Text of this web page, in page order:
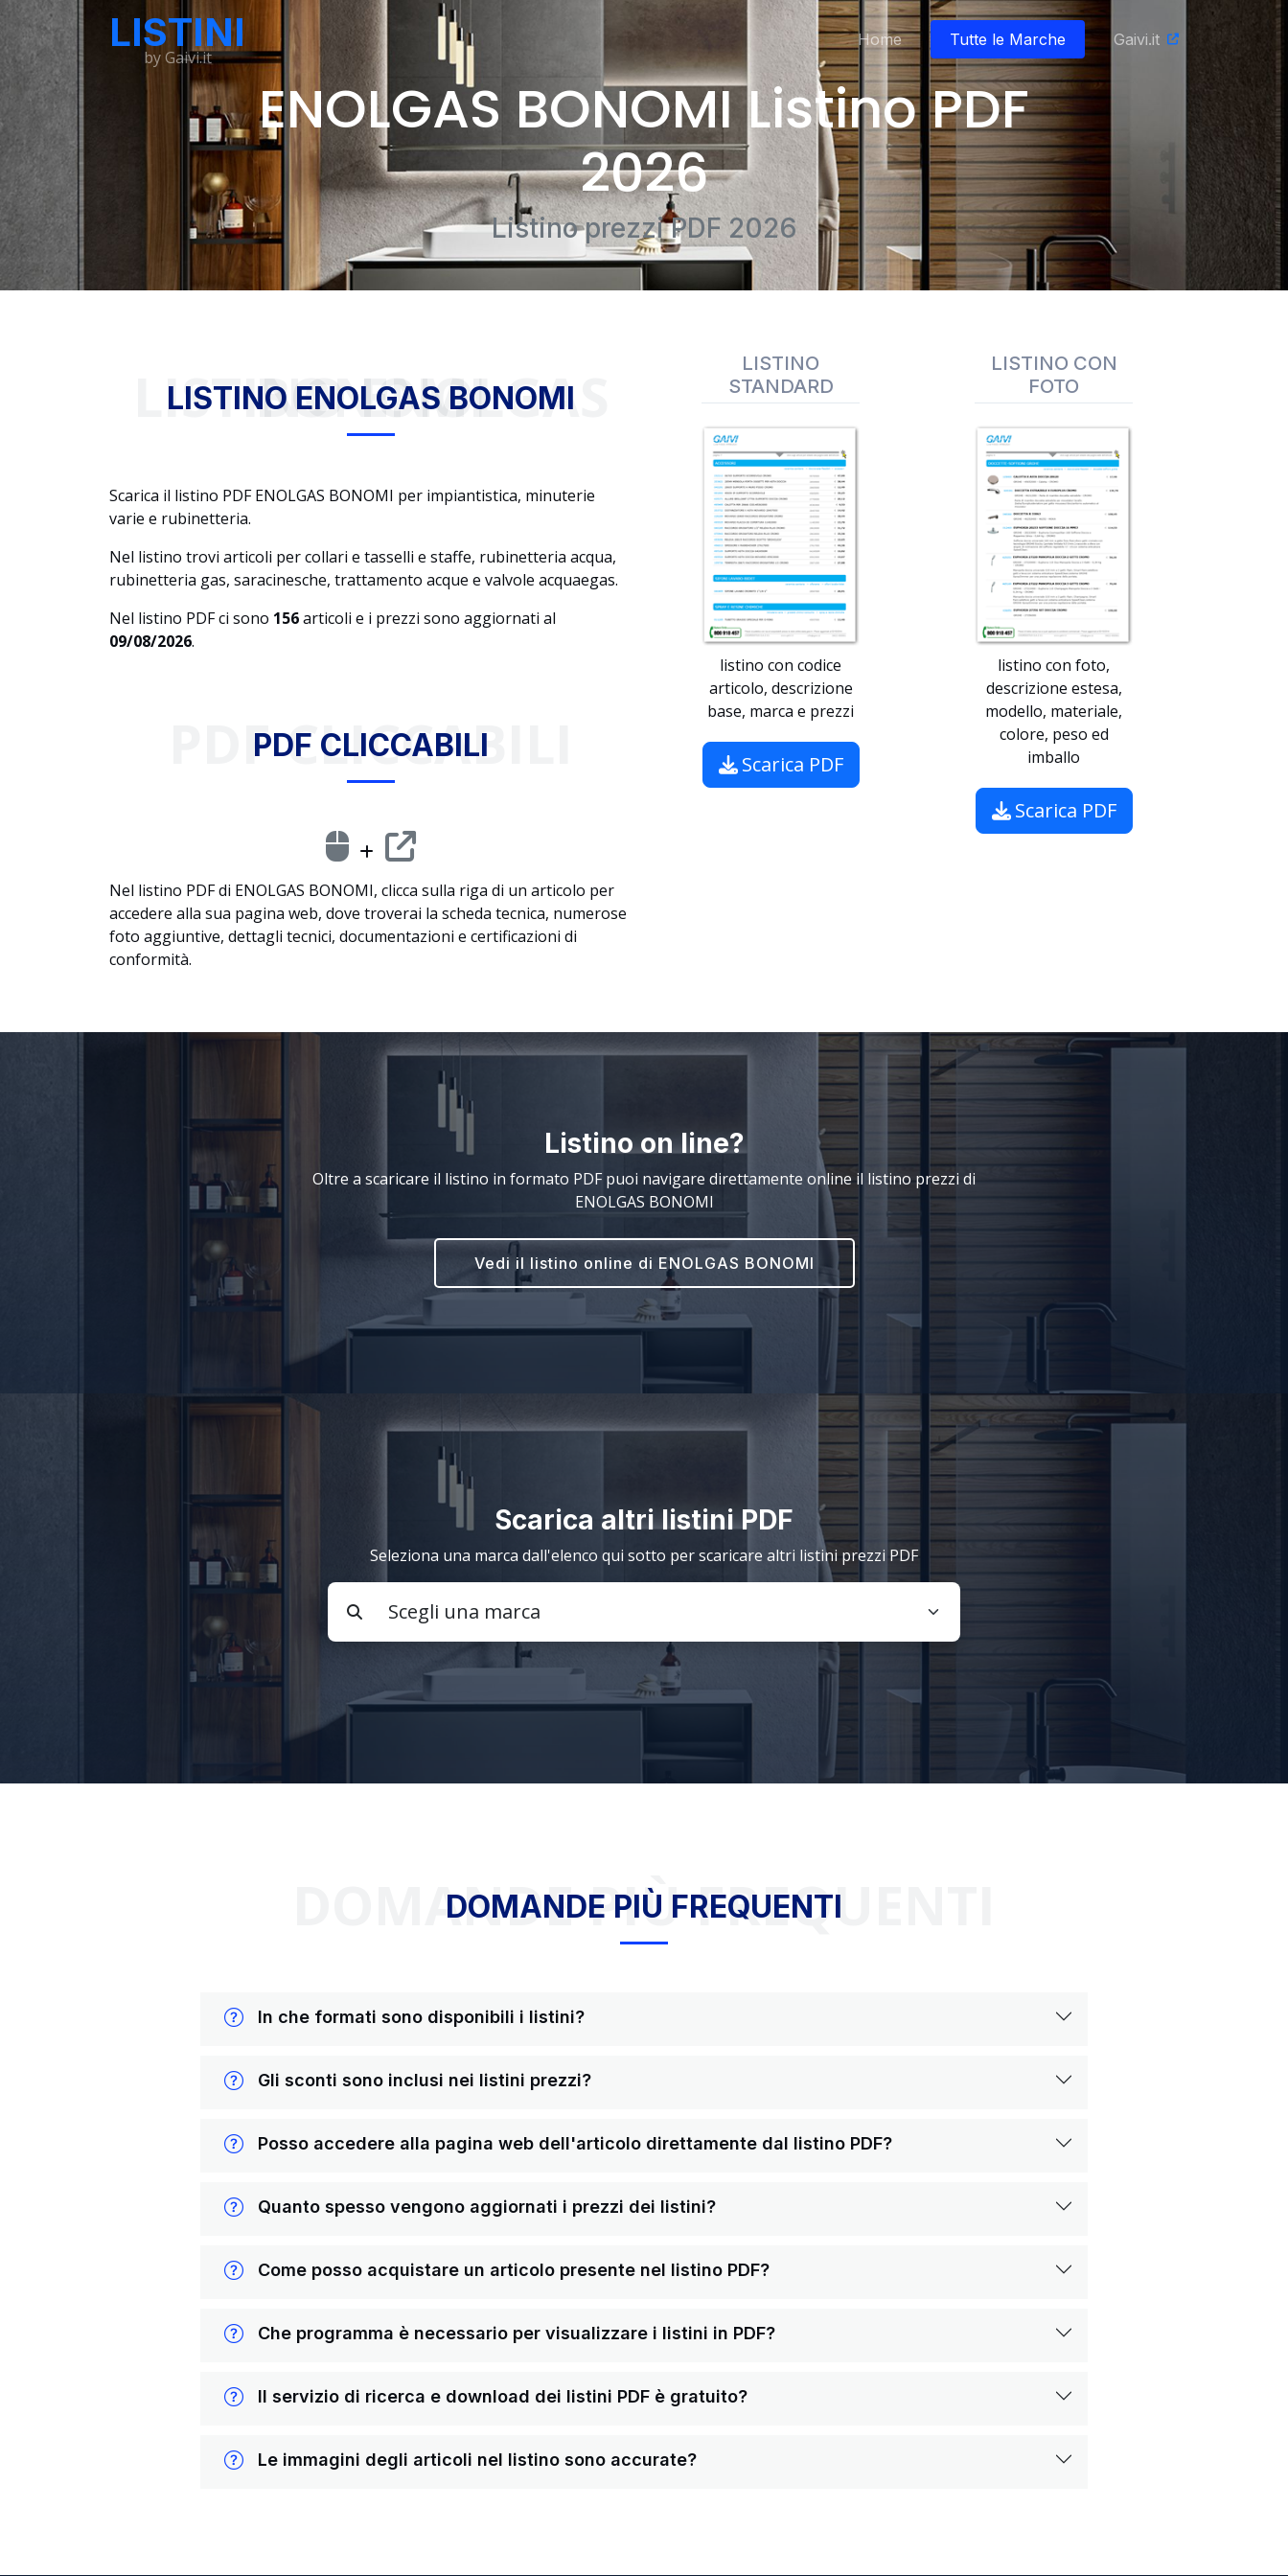
LISTINI
by Gaivi.it
Home Tutte le Marche Gaivi.it
ENOLGAS BONOMI Listino PDF
2026
Listino prezzi PDF 2026
LISTINO ENOLGAS BONOMI
LISTINO ENOLGAS BONOMI
Scarica il listino PDF ENOLGAS BONOMI per impiantistica, minuterie
varie e rubinetteria.
Nel listino trovi articoli per collari e tasselli e staffe, rubinetteria acqua,
rubinetteria gas, saracinesche, trattamento acque e valvole acquaegas.
Nel listino PDF ci sono 156articoli e i prezzi sono aggiornati al
09/08/2026.
PDF CLICCABILI
PDF CLICCABILI
Nel listino PDF di ENOLGAS BONOMI, clicca sulla riga di un articolo per
accedere alla sua pagina web, dove troverai la scheda tecnica, numerose
foto aggiuntive, dettagli tecnici, documentazioni e certificazioni di
conformità.
LISTINO
STANDARD
listino con codice
articolo, descrizione
base, marca e prezzi
Scarica PDF
LISTINO CON
FOTO
listino con foto,
descrizione estesa,
modello, materiale,
colore, peso ed
imballo
Scarica PDF
Listino on line?
Oltre a scaricare il listino in formato PDF puoi navigare direttamente online il listino prezzi di
ENOLGAS BONOMI
Vedi il listino online di ENOLGAS BONOMI
Scarica altri listini PDF
Seleziona una marca dall'elenco qui sotto per scaricare altri listini prezzi PDF
DOMANDE PIÙ FREQUENTI
DOMANDE PIÙ FREQUENTI
In che formati sono disponibili i listini?
Gli sconti sono inclusi nei listini prezzi?
Posso accedere alla pagina web dell'articolo direttamente dal listino PDF?
Quanto spesso vengono aggiornati i prezzi dei listini?
Come posso acquistare un articolo presente nel listino PDF?
Che programma è necessario per visualizzare i listini in PDF?
Il servizio di ricerca e download dei listini PDF è gratuito?
Le immagini degli articoli nel listino sono accurate?